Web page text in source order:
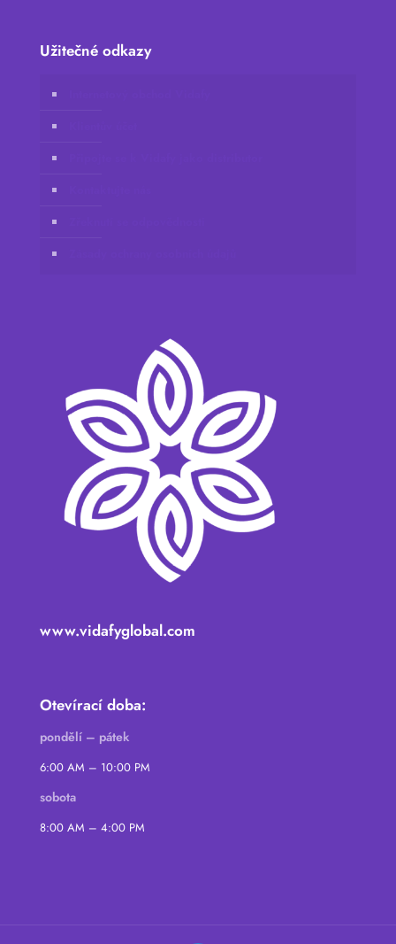
Užitečné odkazy
www.vidafyglobal.com
Otevírací doba:
pondělí – pátek
6:00 AM – 10:00 PM
sobota
8:00 AM – 4:00 PM